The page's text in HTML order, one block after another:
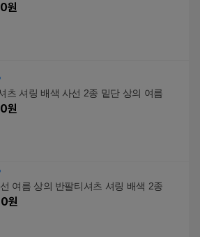
원
츠 셔링 배색 사선 2종 밑단 상의 여름
원
여름 상의 반팔티셔츠 셔링 배색 2종
원